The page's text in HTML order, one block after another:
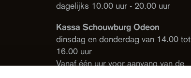
dagelijks 10.00 uur - 20.00 uur
Kassa Schouwburg Odeon
dinsdag en donderdag van 14.00 tot
16.00 uur
Vanaf één uur voor aanvang van de